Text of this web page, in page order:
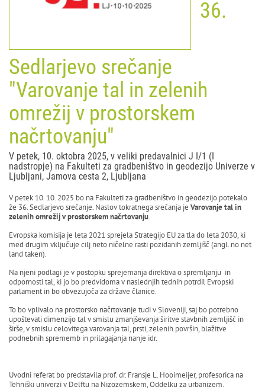
36.
Sedlarjevo srečanje
"Varovanje tal in zelenih
omrežij v prostorskem
načrtovanju"
V petek, 10. oktobra 2025, v veliki predavalnici J I/1 (I
nadstropje) na Fakulteti za gradbeništvo in geodezijo Univerze v
Ljubljani, Jamova cesta 2, Ljubljana
V petek 10. 10. 2025 bo na Fakulteti za gradbeništvo in geodezijo potekalo
že 36. Sedlarjevo srečanje. Naslov tokratnega srečanja je Varovanje tal in
zelenih omrežij v prostorskem načrtovanju.
Evropska komisija je leta 2021 sprejela Strategijo EU za tla do leta 2030, ki
med drugim vključuje cilj neto ničelne rasti pozidanih zemljišč (angl. no net
land taken).
Na njeni podlagi je v postopku sprejemanja direktiva o spremljanju in
odpornosti tal, ki jo bo predvidoma v naslednjih tednih potrdil Evropski
parlament in bo obvezujoča za države članice.
To bo vplivalo na prostorsko načrtovanje tudi v Sloveniji, saj bo potrebno
upoštevati dimenzijo tal v smislu zmanjševanja širitve stavbnih zemljišč in
širše, v smislu celovitega varovanja tal, prsti, zelenih površin, blažitve
podnebnih sprememb in prilagajanja nanje idr.
Uvodni referat bo predstavila prof. dr. Fransje L. Hooimeijer, profesorica na
Tehniški univerzi v Delftu na Nizozemskem, Oddelku za urbanizem.